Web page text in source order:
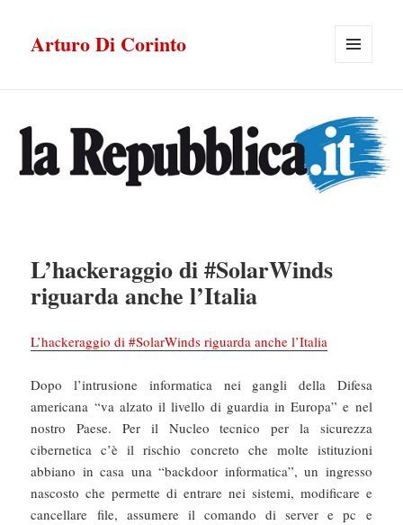
Arturo Di Corinto
L’hackeraggio di #SolarWinds
riguarda anche l’Italia
L’hackeraggio di #SolarWinds riguarda anche l’Italia
Dopo l’intrusione informatica nei gangli della Difesa
americana “va alzato il livello di guardia in Europa” e nel
nostro Paese. Per il Nucleo tecnico per la sicurezza
cibernetica c’è il rischio concreto che molte istituzioni
abbiano in casa una “backdoor informatica”, un ingresso
nascosto che permette di entrare nei sistemi, modificare e
cancellare file, assumere il comando di server e pc e